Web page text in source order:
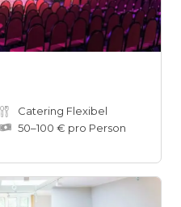
Catering Flexibel
50–100 € pro Person